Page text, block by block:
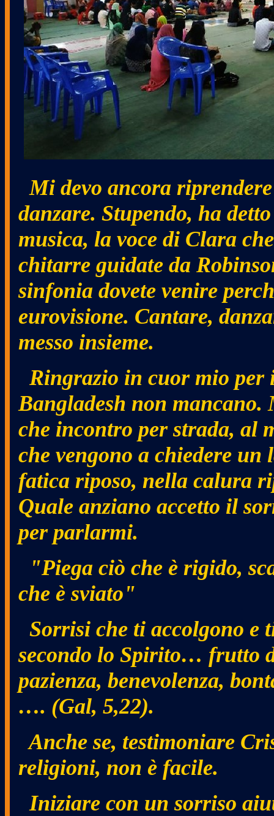
Mi devo ancora
danzare. Stupendo, ha
musica, la voce di Clara
chitarre guidate da
sinfonia dovete venire
eurovisione. Cantare,
messo insieme.
Ringrazio in cuor mio per
Bangladesh non mancano.
che incontro per strada, al
che vengono a chiedere
fatica riposo, nella calura
Quale anziano accetto il
per parlarmi.
"Piega ciò che è rigido,
che è sviato"
Sorrisi che ti accolgono
secondo lo Spirito… frutto
pazienza, benevolenza,
…. (Gal, 5,22).
Anche se, testimoniare
religioni, non è facile.
Iniziare con un sorriso